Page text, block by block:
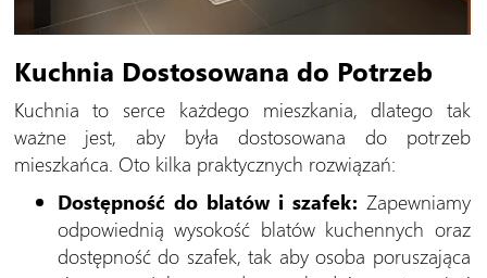
Kuchnia Dostosowana do Potrzeb
Kuchnia to serce każdego mieszkania, dlatego tak
ważne jest, aby była dostosowana do potrzeb
mieszkańca. Oto kilka praktycznych rozwiązań:
Dostępność do blatów i szafek: Zapewniamy
odpowiednią wysokość blatów kuchennych oraz
dostępność do szafek, tak aby osoba poruszająca